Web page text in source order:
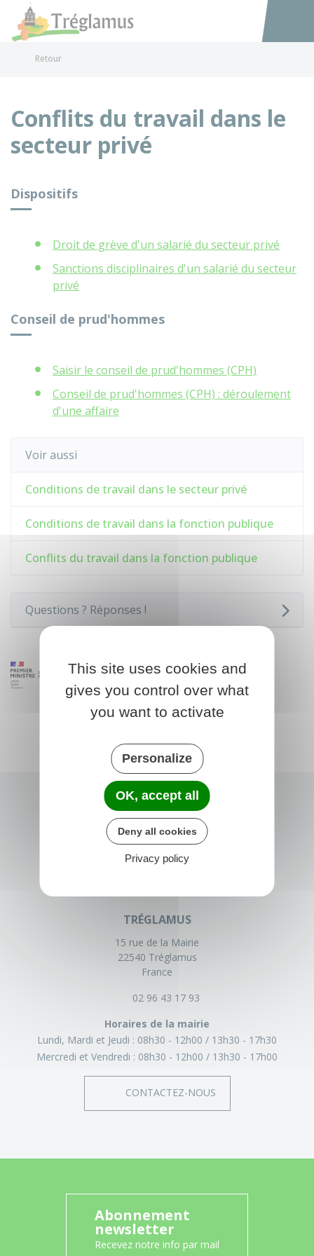
Accéder
Retour
Conflits du travail dans le
secteur privé
Dispositifs
Droit de grève d'un salarié du secteur privé
Sanctions disciplinaires d'un salarié du secteur
privé
Conseil de prud'hommes
Saisir le conseil de prud'hommes (CPH)
Conseil de prud'hommes (CPH) : déroulement
d'une affaire
Voir aussi
Conditions de travail dans le secteur privé
Conditions de travail dans la fonction publique
Conflits du travail dans la fonction publique
Questions ? Réponses !
TRÉGLAMUS
15 rue de la Mairie
22540 Tréglamus
France
02 96 43 17 93
Horaires de la mairie
Lundi, Mardi et Jeudi : 08h30 - 12h00
13h30 - 17h30
Mercredi et Vendredi : 08h30 - 12h00 13h30 - 17h00
CONTACTEZ-NOUS
Abonnement
newsletter
Recevez notre info par mail
This site uses cookies and
gives you control over what
you want to activate
Personalize
OK, accept all
Deny all cookies
Privacy policy